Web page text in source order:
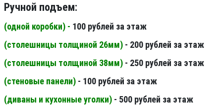
Ручной подъем:
(одной коробки) - 100 рублей за этаж
(столешницы толщиной 26мм) - 200 рублей за этаж
(столешницы толщиной 38мм) - 250 рублей за этаж
(стеновые панели) - 100 рублей за этаж
(диваны и кухонные уголки) - 500 рублей за этаж